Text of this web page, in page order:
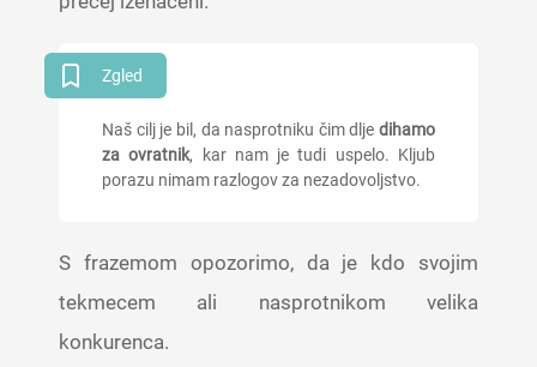
Zgled
Naš cilj je bil, da nasprotniku čim dlje dihamo
za ovratnik, kar nam je tudi uspelo. Kljub
porazu nimam razlogov za nezadovoljstvo.
S frazemom opozorimo, da je kdo svojim
tekmecem ali nasprotnikom velika
konkurenca.